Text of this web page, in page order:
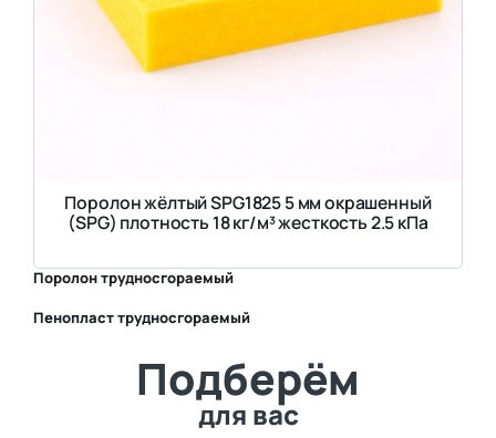
Поролон жёлтый SPG1825 5 мм окрашенный
(SPG) плотность 18 кг/м³ жесткость 2.5 кПа
Поролон трудносгораемый
Пенопласт трудносгораемый
Подберём
для вас